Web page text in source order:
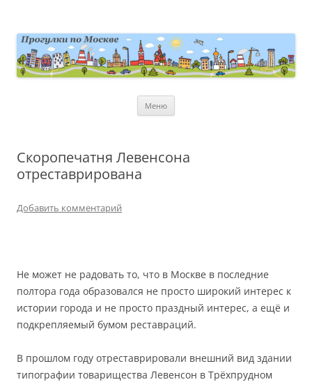
Меню
Скоропечатня Левенсона
отреставрирована
Добавить комментарий
Не может не радовать то, что в Москве в последние
полтора года образовался не просто широкий интерес к
истории города и не просто праздный интерес, а ещё и
подкрепляемый бумом реставраций.
В прошлом году отреставрировали внешний вид здании
типографии товарищества Левенсон в Трёхпрудном